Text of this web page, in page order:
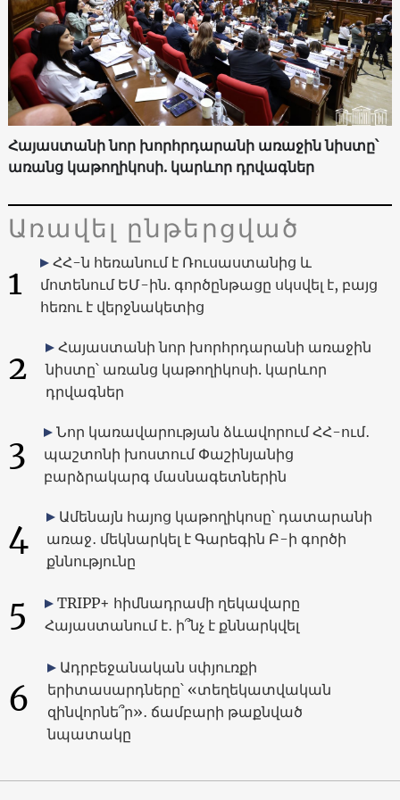
Հայաստանի նոր խորհրդարանի առաջին նիստը՝
առանց կաթողիկոսի. կարևոր դրվագներ
Առավել ընթերցված
1
ՀՀ-ն հեռանում է Ռուսաստանից և
մոտենում ԵՄ-ին. գործընթացը սկսվել է, բայց
հեռու է վերջնակետից
2
Հայաստանի նոր խորհրդարանի առաջին
նիստը՝ առանց կաթողիկոսի. կարևոր
դրվագներ
3
Նոր կառավարության ձևավորում ՀՀ-ում․
պաշտոնի խոստում Փաշինյանից
բարձրակարգ մասնագետներին
4
Ամենայն հայոց կաթողիկոսը՝ դատարանի
առաջ․ մեկնարկել է Գարեգին Բ-ի գործի
քննությունը
5
TRIPP+ հիմնադրամի ղեկավարը
Հայաստանում է․ ի՞նչ է քննարկվել
6
Ադրբեջանական սփյուռքի
երիտասարդները՝ «տեղեկատվական
զինվորնե՞ր»․ ճամբարի թաքնված
նպատակը